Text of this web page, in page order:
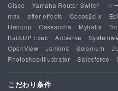
Cisco
Yamaha Router Switch ツ
max
after effects Cocos2d-x
Hadoop
Cassandra Mybatis
BackUP Exec
Arcserve
OpenView
Jenkins Selenium
Photoshop/illustrator
Salesforce
こだわり条件